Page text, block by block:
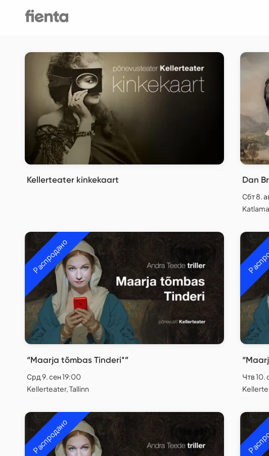
Kellerteater kinkekaart Dan
Сбт 8.
Распродано
“Maarja tõmbas Tinderi*”
Срд 9. сен 19:00
Kellerteater, Tallinn
Чтв 10.
Распродано